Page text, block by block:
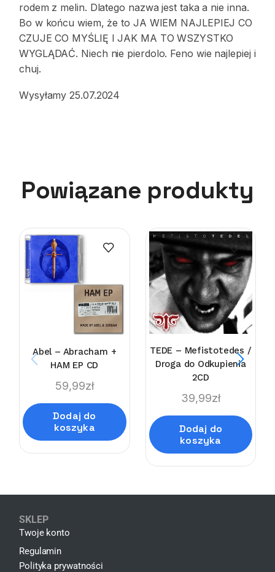
rodem z melin. Dlatego nazwa jest taka a nie inna.
Bo w końcu wiem, że to JA WIEM NAJLEPIEJ CO
CZUJE CO MYŚLIĘ I JAK MA TO WSZYSTKO
WYGLĄDAĆ. Niech nie pierdolo. Feno wie najlepiej i
chuj.
Wysyłamy 25.07.2024
Powiązane produkty
Abel – Abracham +
HAM EP CD
59,99zł
Dodaj do
koszyka
TEDE – Mefistotedes /
Droga do Odkupienia
2CD
39,99zł
Dodaj do
koszyka
SKLEP
Twoje konto
Regulamin
Polityka prywatności